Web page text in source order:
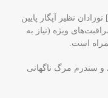
توجة 8: افزایش AFP با افزایش ناخوشی[25] نوزادان نظیر آپگار پایین
جنین به مراقبت‌های ویژه (نیاز به
است.
توجة 9: ارتباط بالایی بین افزایش سطح AFP و سندرم مرگ ناگهانی